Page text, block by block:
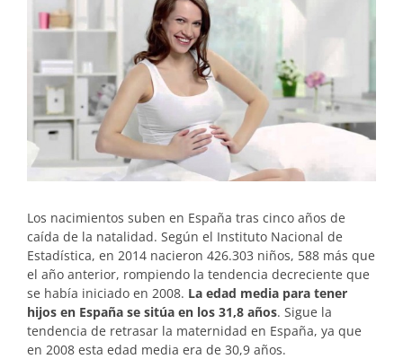
Larger
Image
Los nacimientos suben en España tras cinco años de
caída de la natalidad. Según el Instituto Nacional de
Estadística, en 2014 nacieron 426.303 niños, 588 más que
el año anterior, rompiendo la tendencia decreciente que
se había iniciado en 2008. La edad media para tener
hijos en España se sitúa en los 31,8 años. Sigue la
tendencia de retrasar la maternidad en España, ya que
en 2008 esta edad media era de 30,9 años.